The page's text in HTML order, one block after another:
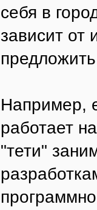
себя в
зависит
Например,
работает
"тети"